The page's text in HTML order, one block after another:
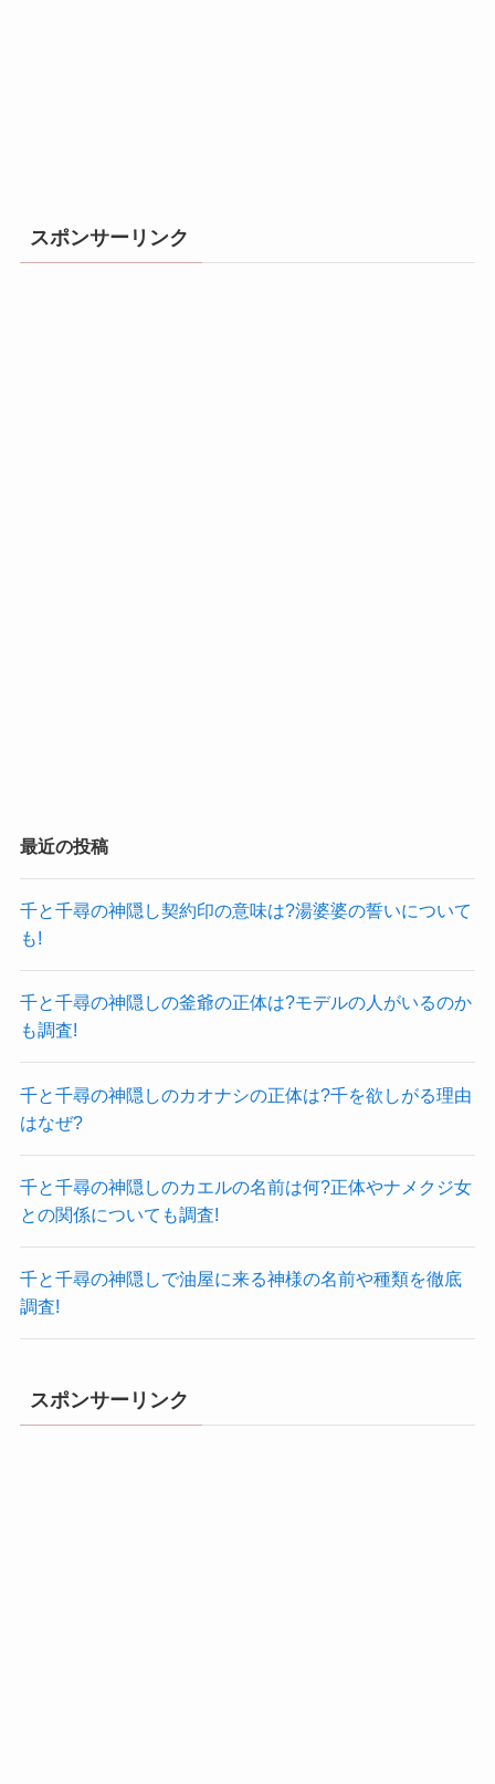
スポンサーリンク
最近の投稿
千と千尋の神隠し契約印の意味は?湯婆婆の誓いについて
も!
千と千尋の神隠しの釜爺の正体は?モデルの人がいるのか
も調査!
千と千尋の神隠しのカオナシの正体は?千を欲しがる理由
はなぜ?
千と千尋の神隠しのカエルの名前は何?正体やナメクジ女
との関係についても調査!
千と千尋の神隠しで油屋に来る神様の名前や種類を徹底
調査!
スポンサーリンク